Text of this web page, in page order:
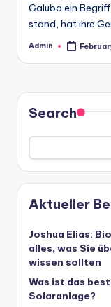
Galuba ein
stand, hat ihre
Posted
Admin
Search
Aktueller
Joshua Elias:
alles, was Sie
wissen sollten
Was ist das
Solaranlage?